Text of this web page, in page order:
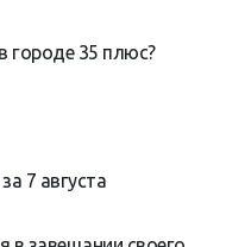
городе 35 плюс?
7 августа